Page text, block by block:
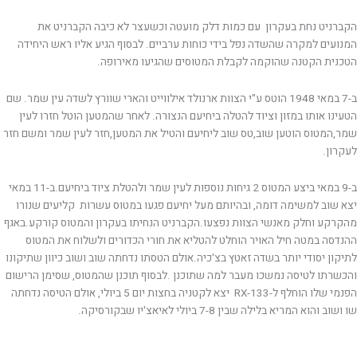
הקברניט נחת בעקרון עם כמות דלק מועטה וכשעצר לא כיבה הקברניט את
המנועים למקרה שהשדה נפל בידי כוחות ערביים. לבסוף הגיע אליו ראש היחידה
הטכנית הקטנה שהוקמה לקבלת המטוסים שהגיעו מאירופה.
ב-7 במאי 1948 הוטס ע"י הצוות ארנולד אילווייט והארי שוורץ לשדה עין שמר. שם
הטעינו אותו במזון וציוד להטלה ביחיעם הנצורה. לאחר שהמטען הוטל חזרו לעין
שמר,המטוס הוטען שוב,טס שוב ליחיעם והטיל את המטען,חזר לעין שמר ומשם חזר
לעקרון.
ב-9 במאי ביצע המטוס 2 גיחות נוספות לעין שמר ולהטלת ציוד ביחיעם.ב-11 במאי
יצא שוב למשימה דומה, ובהיותם מעל יחיעם פגעו במטוס עשרות קליעים שנורו
מהקרקע וחלק מאנשי הצוות נפצעו.הקברניט הנחיתו בעקרון והמטוס קורקע.באגף
ההנדסה במטה חיל האויר הוחלט להטליא את חורי הכדורים ולשלוח את המטוס
לתיקון יסודי יותר בשדה זאטץ בצ'כיה.אולם הטסתו נדחתה שוב ושוב כיוון שתיקונו
והכשרתו לטיסה נמשכו מעבר למה שתוכנן .לבסוף תוכנן שהמטוס, שסימן הרישום
הפנמי שלו הוחלף ל-RX-133 יצא לקטניה בחצות יום 5 ביולי, אולם הטיסה נדחתה
שו ושוב והוא המריא בלילה שבין 7-8 ביולי לאיאצ'יו שבקורסיקה.